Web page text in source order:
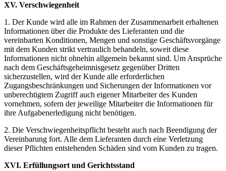
XV. Verschwiegenheit
1. Der Kunde wird alle im Rahmen der Zusammenarbeit erhaltenen
Informationen über die Produkte des Lieferanten und die
vereinbarten Konditionen, Mengen und sonstige Geschäftsvorgänge
mit dem Kunden strikt vertraulich behandeln, soweit diese
Informationen nicht ohnehin allgemein bekannt sind. Um Ansprüche
nach dem Geschäftsgeheimnisgesetz gegenüber Dritten
sicherzustellen, wird der Kunde alle erforderlichen
Zugangsbeschränkungen und Sicherungen der Informationen vor
unberechtigtem Zugriff auch eigener Mitarbeiter des Kunden
vornehmen, sofern der jeweilige Mitarbeiter die Informationen für
ihre Aufgabenerledigung nicht benötigen.
2. Die Verschwiegenheitspflicht besteht auch nach Beendigung der
Vereinbarung fort. Alle dem Lieferanten durch eine Verletzung
dieser Pflichten entstehenden Schäden sind vom Kunden zu tragen.
XVI. Erfüllungsort und Gerichtsstand